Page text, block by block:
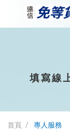
填寫線
首頁 專人服務